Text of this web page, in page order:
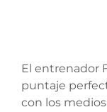
El entrenador
puntaje
con los